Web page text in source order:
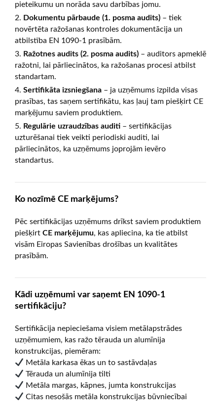
pieteikumu un norāda savu darbības jomu.
Dokumentu pārbaude (1. posma audits) – tiek
novērtēta ražošanas kontroles dokumentācija un
atbilstība EN 1090-1 prasībām.
Ražotnes audits (2. posma audits) – auditors apmeklē
ražotni, lai pārliecinātos, ka ražošanas procesi atbilst
standartam.
Sertifikāta izsniegšana – ja uzņēmums izpilda visas
prasības, tas saņem sertifikātu, kas ļauj tam piešķirt CE
marķējumu saviem produktiem.
Regulārie uzraudzības auditi – sertifikācijas
uzturēšanai tiek veikti periodiski auditi, lai
pārliecinātos, ka uzņēmums joprojām ievēro
standartus.
Ko nozīmē CE marķējums?
Pēc sertifikācijas uzņēmums drīkst saviem produktiem
piešķirt CE marķējumu, kas apliecina, ka tie atbilst
visām Eiropas Savienības drošības un kvalitātes
prasībām.
Kādi uzņēmumi var saņemt EN 1090-1
sertifikāciju?
Sertifikācija nepieciešama visiem metālapstrādes
uzņēmumiem, kas ražo tērauda un alumīnija
konstrukcijas, piemēram:
Metāla karkasa ēkas un to sastāvdaļas
Tērauda un alumīnija tilti
Metāla margas, kāpnes, jumta konstrukcijas
Citas nesošās metāla konstrukcijas būvniecībai